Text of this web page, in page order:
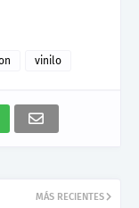
vinilo
MÁS RECIENTES